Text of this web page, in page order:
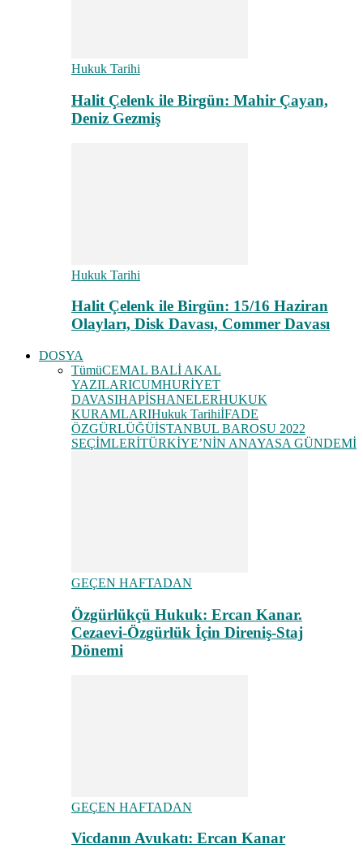
Hukuk Tarihi
Halit Çelenk ile Birgün: Mahir Çayan,
Deniz Gezmiş
Hukuk Tarihi
Halit Çelenk ile Birgün: 15/16 Haziran
Olayları, Disk Davası, Commer Davası
DOSYA
TümüCEMAL BALİ AKAL
YAZILARICUMHURİYET
DAVASIHAPİSHANELERHUKUK
KURAMLARIHukuk TarihiİFADE
ÖZGÜRLÜĞÜİSTANBUL BAROSU 2022
SEÇİMLERİTÜRKİYE’NİN ANAYASA GÜNDEMİ
GEÇEN HAFTADAN
Özgürlükçü Hukuk: Ercan Kanar.
Cezaevi-Özgürlük İçin Direniş-Staj
Dönemi
GEÇEN HAFTADAN
Vicdanın Avukatı: Ercan Kanar